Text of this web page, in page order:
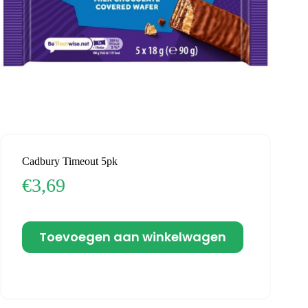
Cadbury Timeout 5pk
€3,69
Toevoegen aan winkelwagen